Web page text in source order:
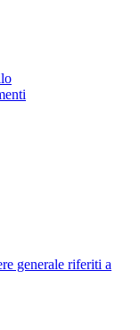
generale riferiti a